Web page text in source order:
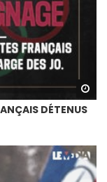
DÉTENUS